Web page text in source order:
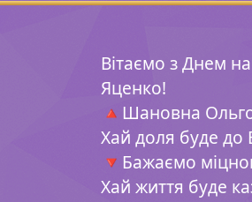
Вітаємо з Днем
Яценко!
🔺 Шановна
Хай доля буде до
🔻 Бажаємо
Хай життя буде